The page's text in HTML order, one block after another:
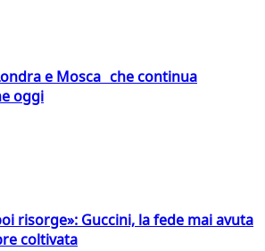
e Mosca che continua
oggi
risorge»: Guccini, la fede mai avuta
coltivata